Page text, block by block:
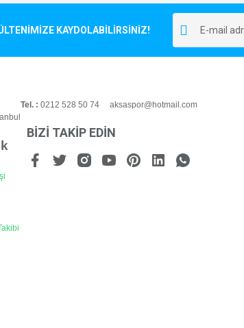
KAYDOLABİLİRSİNİZ!
Tel. : 0212 528 50 74 aksaspor@hotmail.com
BİZİ TAKİP EDİN